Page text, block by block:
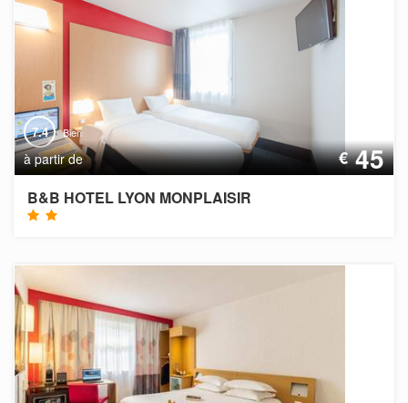
7.4 Bien
à partir de €45
B&B HOTEL LYON MONPLAISIR